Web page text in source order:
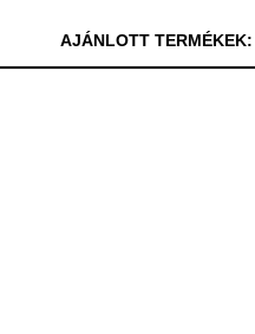
AJÁNLOTT TERMÉKEK: